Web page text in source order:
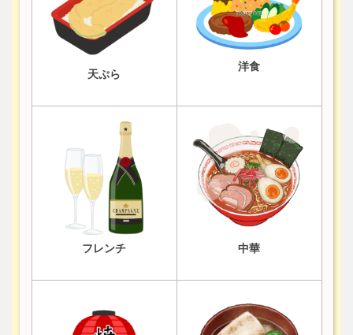
天ぷら
洋食
フレンチ 中華